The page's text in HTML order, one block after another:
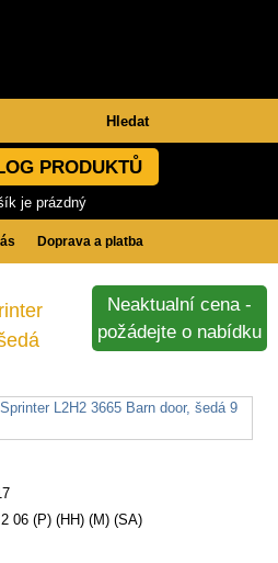
PRODUKTŮ
je prázdný
Doprava a platba
06 (P) (HH) (M) (SA)
Neaktualní cena -
požádejte o nabídku